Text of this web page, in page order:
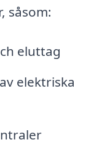
såsom:
eluttag
elektriska